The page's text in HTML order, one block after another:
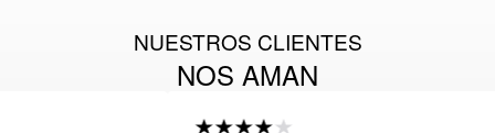
NUESTROS CLIENTES
NOS AMAN